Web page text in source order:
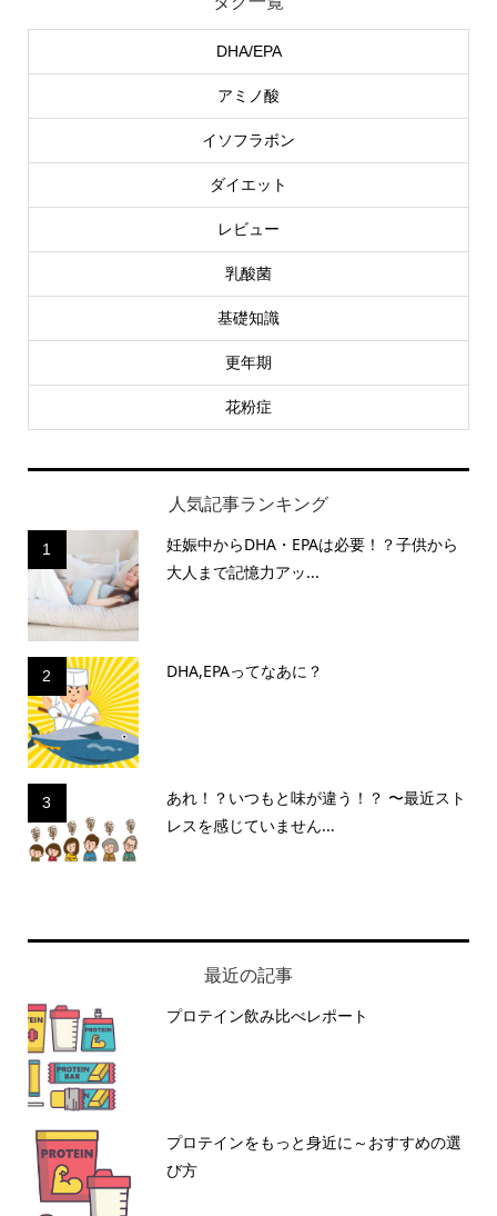
DHA/EPA
アミノ酸
イソフラボン
ダイエット
レビュー
乳酸菌
基礎知識
更年期
花粉症
人気記事ランキング
1
妊娠中からDHA・EPAは必要！？子供から
大人まで記憶力アッ...
2 DHA,EPAってなあに？
3
あれ！？いつもと味が違う！？ 〜最近スト
レスを感じていません...
最近の記事
プロテイン飲み比べレポート
プロテインをもっと身近に～おすすめの選
び方